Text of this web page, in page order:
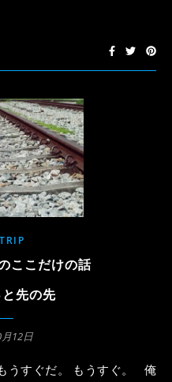
TRIP
ここだけの話
先の先
12日